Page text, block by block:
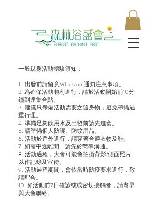
一般親身活動體驗須知：
1. 出發前請留意Whatsapp 通知注意事項。
2. 為確保活動順利進行，請於活動開始前10分
鐘到達集合點。
3. 建議只帶備活動需要之隨身物，避免帶備過
重行理。
4. 準備足夠飲用水及出發前請先進食。
5. 請準備個人防曬、防蚊用品。
6. 活動於戶外進行，請穿著合適衣物及鞋。
7. 如需中途離開，請先於嚮導溝通。
8. 活動過程，大會可能會拍攝背影/側面照片
以作記錄及宣傳。
9. 活動過程期間，會依當時防疫要求進行，敬
請配合。
10. 如活動前7日確診或成密切接觸者，請盡早
與大會聯絡。